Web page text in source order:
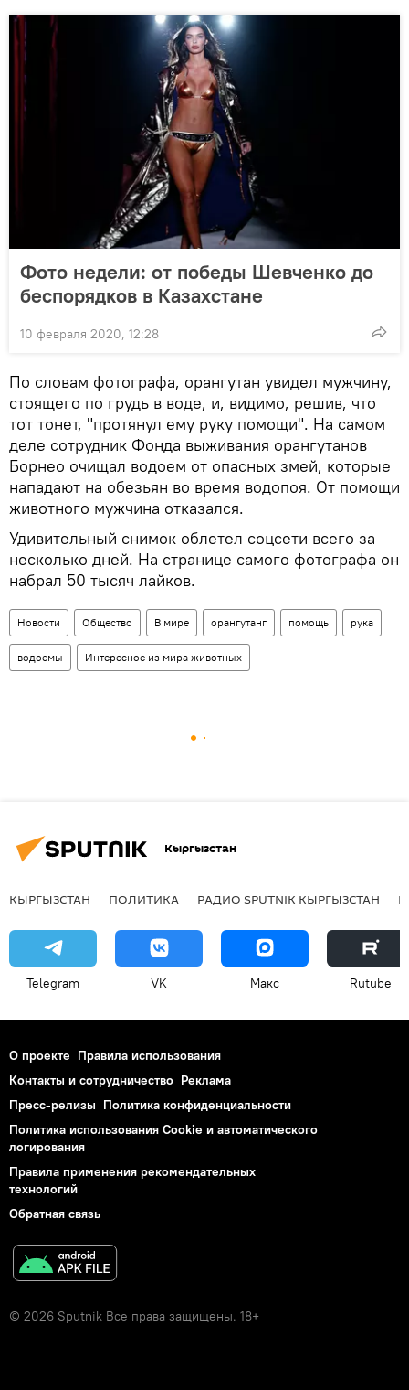
Фото недели: от победы Шевченко до
беспорядков в Казахстане
10 февраля 2020, 12:28
По словам фотографа, орангутан увидел мужчину,
стоящего по грудь в воде, и, видимо, решив, что
тот тонет, "протянул ему руку помощи". На самом
деле сотрудник Фонда выживания орангутанов
Борнео очищал водоем от опасных змей, которые
нападают на обезьян во время водопоя. От помощи
животного мужчина отказался.
Удивительный снимок облетел соцсети всего за
несколько дней. На странице самого фотографа он
набрал 50 тысяч лайков.
Новости Общество В мире орангутанг помощь рука
водоемы Интересное из мира животных
Кыргызстан
КЫРГЫЗСТАН ПОЛИТИКА РАДИО SPUTNIK КЫРГЫЗСТАН
Telegram VK Макс Rutube
О проекте Правила использования
Контакты и сотрудничество Реклама
Пресс-релизы Политика конфиденциальности
Политика использования Cookie и автоматического
логирования
Правила применения рекомендательных
технологий
Обратная связь
© 2026 Sputnik Все права защищены. 18+